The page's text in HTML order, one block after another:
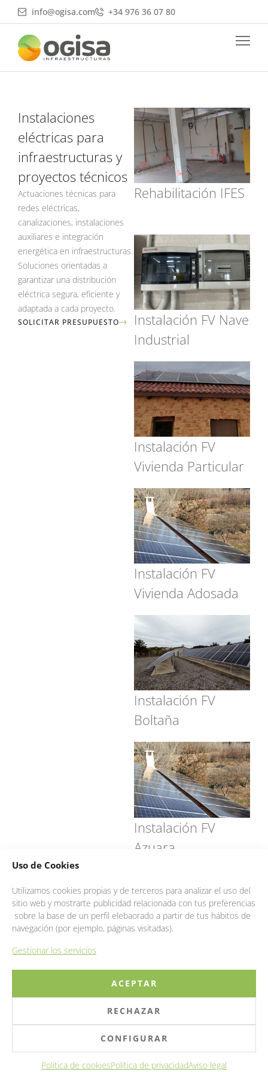
Uso de Cookies
Utilizamos cookies propias y de terceros para analizar el uso del
sitio web y mostrarte publicidad relacionada con tus preferencias
sobre la base de un perfil elebaorado a partir de tus hábitos de
navegación (por ejemplo, páginas visitadas).
Gestionar los servicios
ACEPTAR
RECHAZAR
CONFIGURAR
Política de cookiesPolítica de privacidadAviso legal
al
contenido
info@ogisa.com +34 976 36 07 80
Instalaciones
eléctricas para
infraestructuras y
proyectos técnicos
Actuaciones técnicas para
redes eléctricas,
canalizaciones, instalaciones
auxiliares e integración
energética en infraestructuras.
Soluciones orientadas a
garantizar una distribución
eléctrica segura, eficiente y
adaptada a cada proyecto.
SOLICITAR PRESUPUESTO
Rehabilitación IFES
Instalación FV Nave
Industrial
Instalación FV
Vivienda Particular
Instalación FV
Vivienda Adosada
Instalación FV
Boltaña
Instalación FV
Azuara
|PRIVACIDAD
GESTIÓN|CANAL ÉTICO